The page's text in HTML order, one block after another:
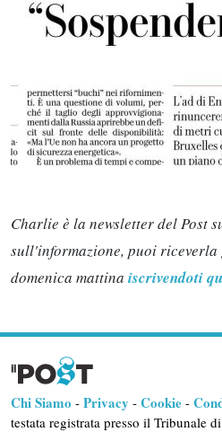
Charlie è la newsletter del Post
sull'informazione, puoi
domenica mattina iscrivendoti
Chi Siamo - Privacy - Cookie -
testata registrata presso il Tribunale